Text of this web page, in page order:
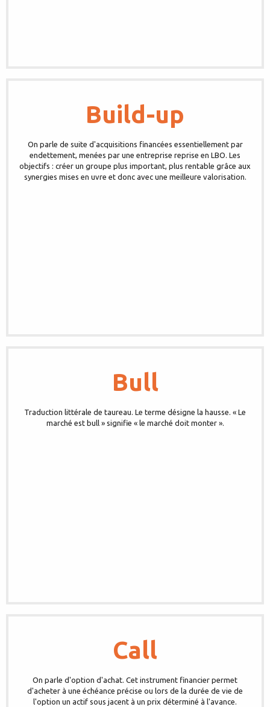
Build-up
On parle de suite d'acquisitions financées essentiellement par
endettement, menées par une entreprise reprise en LBO. Les
objectifs : créer un groupe plus important, plus rentable grâce aux
synergies mises en uvre et donc avec une meilleure valorisation.
Bull
Traduction littérale de taureau. Le terme désigne la hausse. « Le
marché est bull » signifie « le marché doit monter ».
Call
On parle d'option d'achat. Cet instrument financier permet
d'acheter à une échéance précise ou lors de la durée de vie de
l'option un actif sous jacent à un prix déterminé à l'avance.